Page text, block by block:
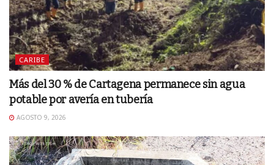
CARIBE
Más del 30 % de Cartagena permanece sin agua
potable por avería en tubería
AGOSTO 9, 2026